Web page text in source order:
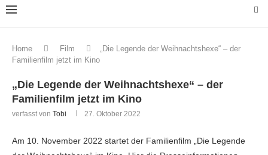
Home Film
„Die Legende der Weihnachtshexe“ – der
Familienfilm jetzt im Kino
„Die Legende der Weihnachtshexe“ – der
Familienfilm jetzt im Kino
verfasst von Tobi 27. Oktober 2022
Am 10. November 2022 startet der Familienfilm „Die Legende